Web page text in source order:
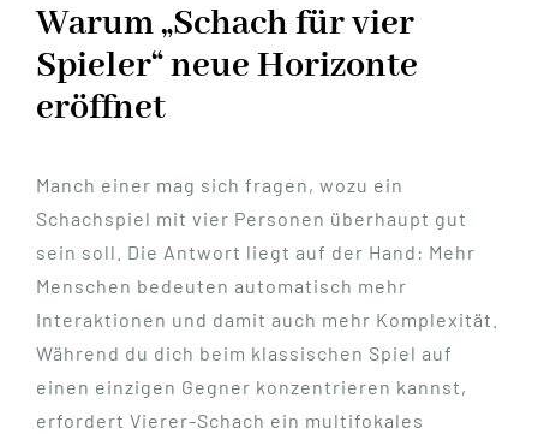
Warum „Schach für vier
Spieler“ neue Horizonte
eröffnet
Manch einer mag sich fragen, wozu ein
Schachspiel mit vier Personen überhaupt gut
sein soll. Die Antwort liegt auf der Hand: Mehr
Menschen bedeuten automatisch mehr
Interaktionen und damit auch mehr Komplexität.
Während du dich beim klassischen Spiel auf
einen einzigen Gegner konzentrieren kannst,
erfordert Vierer-Schach ein multifokales